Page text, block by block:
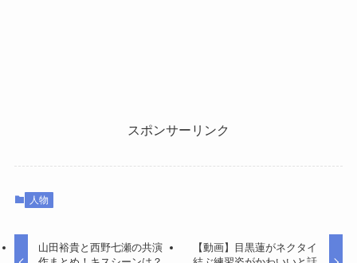
スポンサーリンク
人物
山田裕貴と西野七瀬の共演
【動画】目黒蓮がネクタイ